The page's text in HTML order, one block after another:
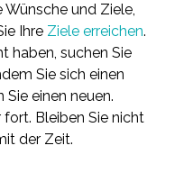
Wünsche und Ziele,
Ihre Ziele erreichen.
haben, suchen Sie
Sie sich einen
einen neuen.
Bleiben Sie nicht
der Zeit.